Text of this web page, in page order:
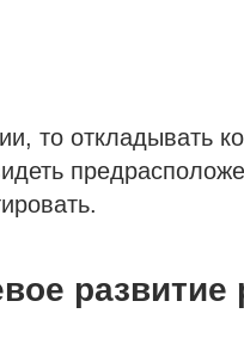
то откладывать
развитие